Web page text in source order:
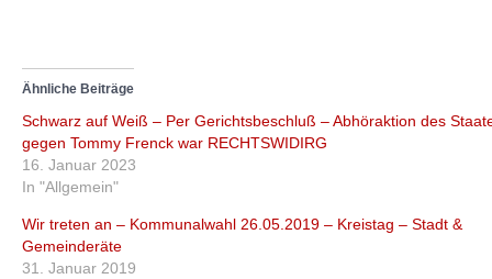
Ähnliche Beiträge
Schwarz auf Weiß – Per Gerichtsbeschluß – Abhöraktion des
gegen Tommy Frenck war RECHTSWIDIRG
16. Januar 2023
In "Allgemein"
Wir treten an – Kommunalwahl 26.05.2019 – Kreistag – Stadt &
Gemeinderäte
31. Januar 2019